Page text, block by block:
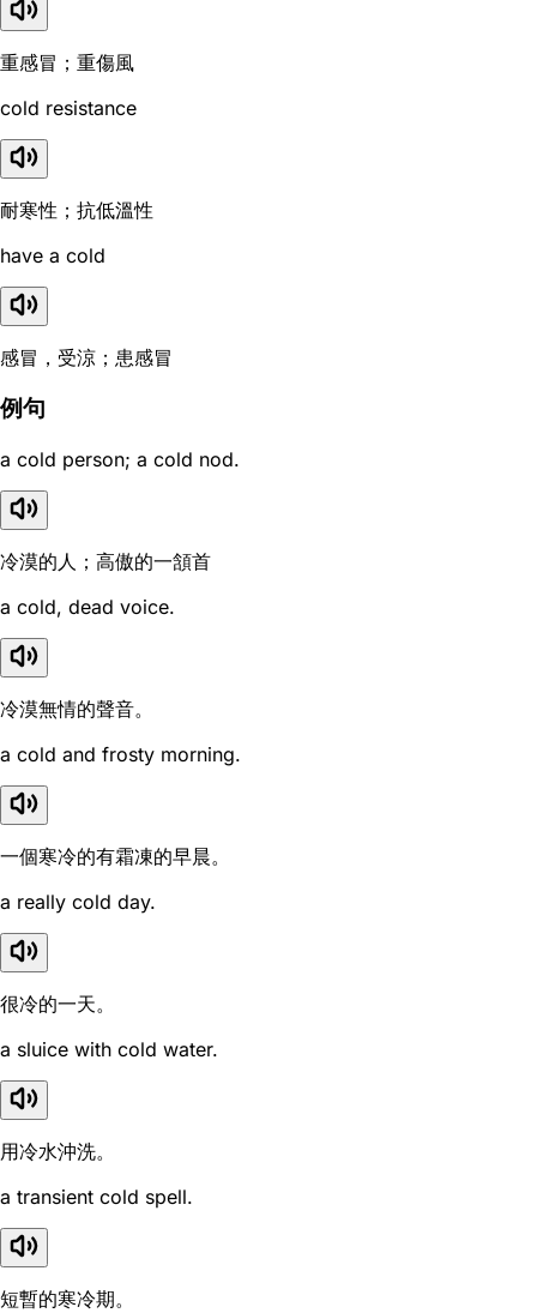
重感冒；重傷風
cold resistance
耐寒性；抗低溫性
have a cold
感冒，受涼；患感冒
例句
a cold person; a cold nod.
冷漠的人；高傲的一頷首
a cold, dead voice.
冷漠無情的聲音。
a cold and frosty morning.
一個寒冷的有霜凍的早晨。
a really cold day.
很冷的一天。
a sluice with cold water.
用冷水沖洗。
a transient cold spell.
短暫的寒冷期。